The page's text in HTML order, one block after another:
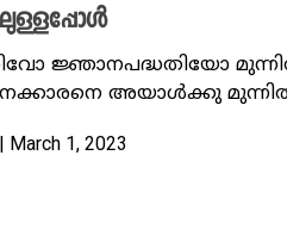
‍ജ്ഞാനപ​ദ്ധതിയോ
അയാൾക്കു
| March 1, 2023